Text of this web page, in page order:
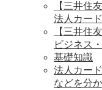
【三井住
法人カー
【三井住
ビジネス
基礎知識
法人カー
などを分